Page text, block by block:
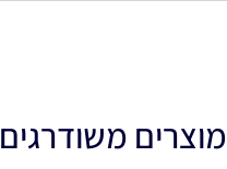
מוצרים משודרגים